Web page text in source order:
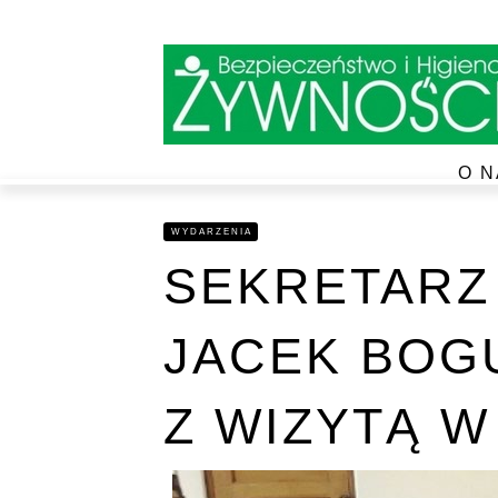
O
WYDARZENIA
JACEK
Z WIZYTĄ